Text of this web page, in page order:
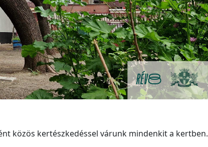
közös kertészkedéssel várunk mindenkit a kertben.